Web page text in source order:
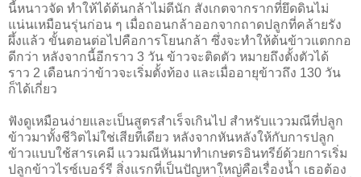
นี้หนาวจัด ทำให้ได้ต้นกล้าไม่ดีนัก สังเกตจากรากที่ยึดดินไม่
แน่นเหมือนรุ่นก่อน ๆ เมื่อถอนกล้าออกจากถาดปลูกที่คล้ายรัง
ผึ้งแล้ว ขั้นตอนต่อไปคือการโยนกล้า ซึ่งจะทำให้ต้นข้าวแตกกอ
ดีกว่า หลังจากนี้อีกราว 3 วัน ข้าวจะติดตัว หมายถึงตั้งตัวได้
ราว 2 เดือนกว่าข้าวจะเริ่มตั้งท้อง และเมื่ออายุข้าวถึง 130 วัน
ก็ได้เกี่ยว
ฟังดูเหมือนง่ายและเป็นสูตรสำเร็จเกินไป สำหรับแววมณีที่ปลูก
ข้าวมาทั้งชีวิตไม่ใช่เสียทีเดียว หลังจากหันหลังให้กับการปลูก
ข้าวแบบใช้สารเคมี แววมณีหันมาทำเกษตรอินทรีย์ด้วยการเริ่ม
ปลูกข้าวไรซ์เบอร์รี สิ่งแรกที่เป็นปัญหาใหญ่คือเรื่องน้ำ เธอต้อง